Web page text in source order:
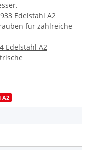
Edelstahl A2
für zahlreiche
Edelstahl A2
A2